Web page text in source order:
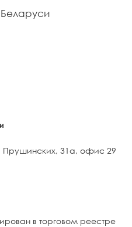
Прушинских, 31а, офис 29
в торговом реестре